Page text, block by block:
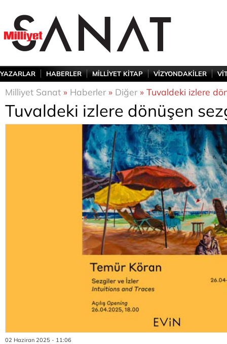
YAZARLAR HABERLER MİLLİYET KİTAP VİZYONDAKİLER
Milliyet Sanat » Haberler» Diğer» Tuvaldeki izlere
Tuvaldeki izlere dönüşen
02 Haziran 2025 - 11:06